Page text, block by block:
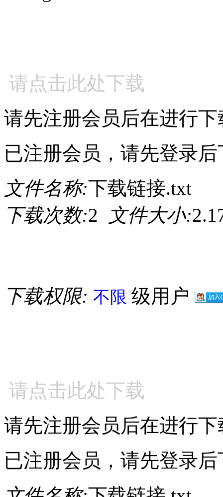
请点击此处下载
请先注册会员后在进行下
已注册会员，请先登录后
文件名称:下载链接.txt
下载次数:2 文件大小:
下载权限: 不限 级用户
请点击此处下载
请先注册会员后在进行下
已注册会员，请先登录后